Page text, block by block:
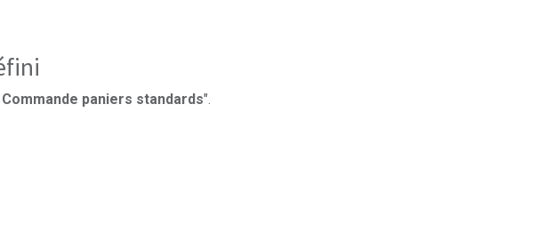
paniers standards".